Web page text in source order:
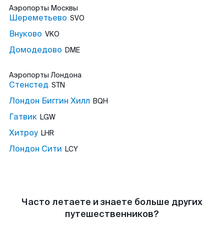
Аэропорты Москвы
Шереметьево SVO
Внуково VKO
Домодедово DME
Аэропорты Лондона
Стенстед STN
Лондон Биггин Хилл BQH
Гатвик LGW
Хитроу LHR
Лондон Сити LCY
Часто летаете и знаете больше других
путешественников?